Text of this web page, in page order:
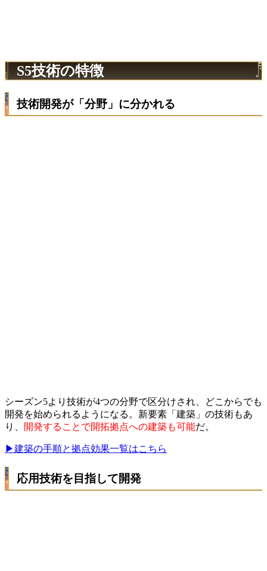
S5技術の特徴
技術開発が「分野」に分かれる
シーズン5より技術が4つの分野で区分けされ、どこからでも
開発を始められるようになる。新要素「建築」の技術もあ
り、
開発することで開拓拠点への建築も可能だ。
▶建築の手順と拠点効果一覧はこちら
応用技術を目指して開発